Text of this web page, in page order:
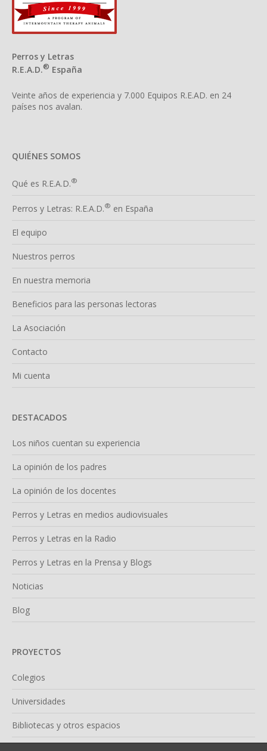
Perros y Letras
R.E.A.D.® España
Veinte años de experiencia y 7.000 Equipos R.E.AD. en 24
países nos avalan.
QUIÉNES SOMOS
Qué es R.E.A.D.®
Perros y Letras: R.E.A.D.® en España
El equipo
Nuestros perros
En nuestra memoria
Beneficios para las personas lectoras
La Asociación
Contacto
Mi cuenta
DESTACADOS
Los niños cuentan su experiencia
La opinión de los padres
La opinión de los docentes
Perros y Letras en medios audiovisuales
Perros y Letras en la Radio
Perros y Letras en la Prensa y Blogs
Noticias
Blog
PROYECTOS
Colegios
Universidades
Bibliotecas y otros espacios